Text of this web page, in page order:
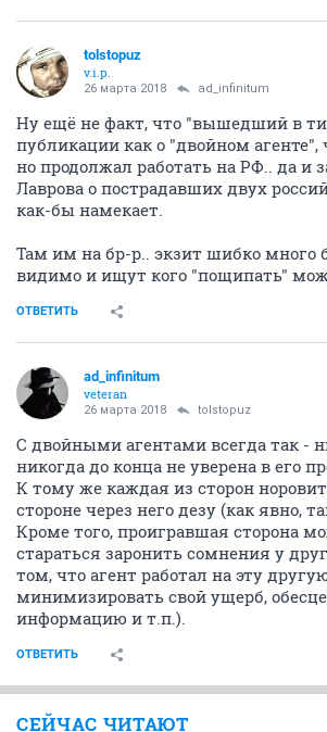
tolstopuz
v.i.p.
26 марта 2018 ad_infinitum
Ну ещё не факт, что "вышедший в
публикации как о "двойном агенте",
но продолжал работать на РФ.. да и
Лаврова о пострадавших двух
как-бы намекает.
Там им на бр-р.. экзит шибко много
видимо и ищут кого "пощипать"
ОТВЕТИТЬ
ad_infinitum
veteran
26 марта 2018 tolstopuz
С двойными агентами всегда так -
никогда до конца не уверена в его
К тому же каждая из сторон
стороне через него дезу (как явно,
Кроме того, проигравшая сторона
стараться заронить сомнения у
том, что агент работал на эту
минимизировать свой ущерб,
информацию и т.п.).
ОТВЕТИТЬ
СЕЙЧАС ЧИТАЮТ